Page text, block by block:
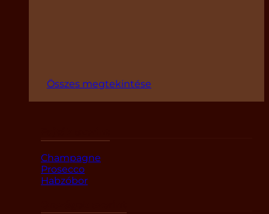
Összes megtekintése
Champagne
Prosecco
Habzóbor